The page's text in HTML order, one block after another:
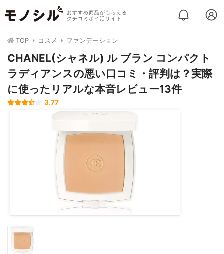
おすすめ商品がもらえる
クチコミポイ活サイト
TOP コスメ ファンデーション
CHANEL(シャネル) ル ブラン コンパクト
ラディアンスの悪い口コミ・評判は？実際
に使ったリアルな本音レビュー13件
3.77